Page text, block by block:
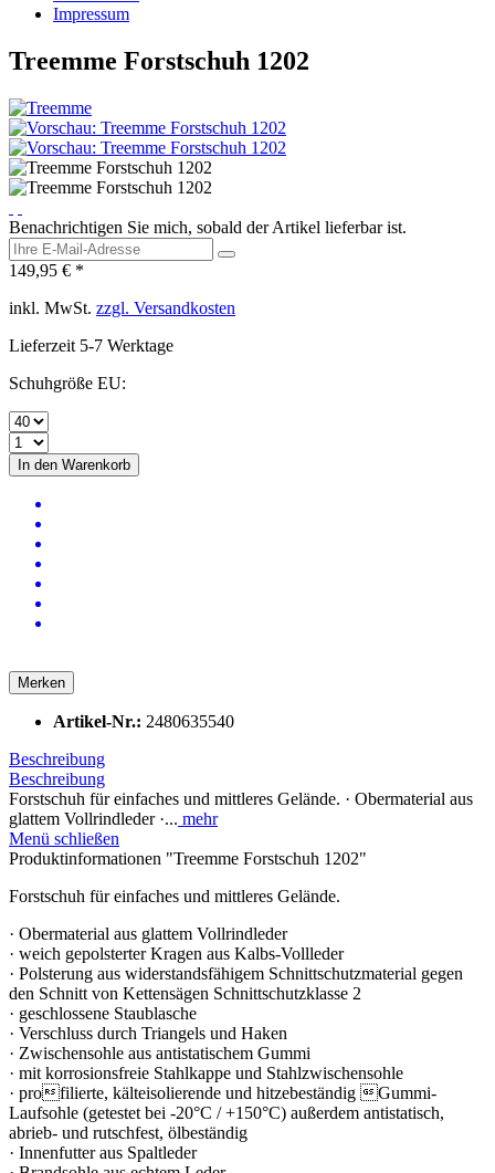
Impressum
Treemme Forstschuh 1202
Benachrichtigen Sie mich, sobald der Artikel lieferbar ist.
149,95 € *
inkl. MwSt. zzgl. Versandkosten
Lieferzeit 5-7 Werktage
Schuhgröße EU:
In den Warenkorb
Merken
Artikel-Nr.: 2480635540
Beschreibung
Beschreibung
Forstschuh für einfaches und mittleres Gelände. · Obermaterial aus
glattem Vollrindleder ·... mehr
Menü schließen
Produktinformationen "Treemme Forstschuh 1202"
Forstschuh für einfaches und mittleres Gelände.
· Obermaterial aus glattem Vollrindleder
· weich gepolsterter Kragen aus Kalbs-Vollleder
· Polsterung aus widerstandsfähigem Schnittschutzmaterial gegen
den Schnitt von Kettensägen Schnittschutzklasse 2
· geschlossene Staublasche
· Verschluss durch Triangels und Haken
· Zwischensohle aus antistatischem Gummi
· mit korrosionsfreie Stahlkappe und Stahlzwischensohle
· profilierte, kälteisolierende und hitzebeständig Gummi-
Laufsohle (getestet bei -20°C / +150°C) außerdem antistatisch,
abrieb- und rutschfest, ölbeständig
· Innenfutter aus Spaltleder